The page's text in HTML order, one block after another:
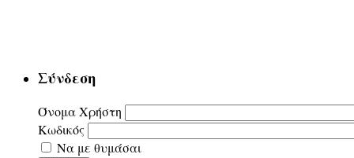
Σύνδεση
Όνομα Χρήστη
Κωδικός
Να με θυμάσαι